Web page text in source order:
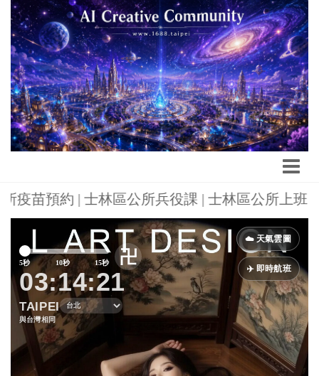
預約 | 士林區公所兵役課 | 士林區公所上班時
☁️ 天氣雲圖
✈️ 即時航班
5秒 10秒 15秒 卍
03:14:23
TAIPEI
與台灣相同
Previous Next